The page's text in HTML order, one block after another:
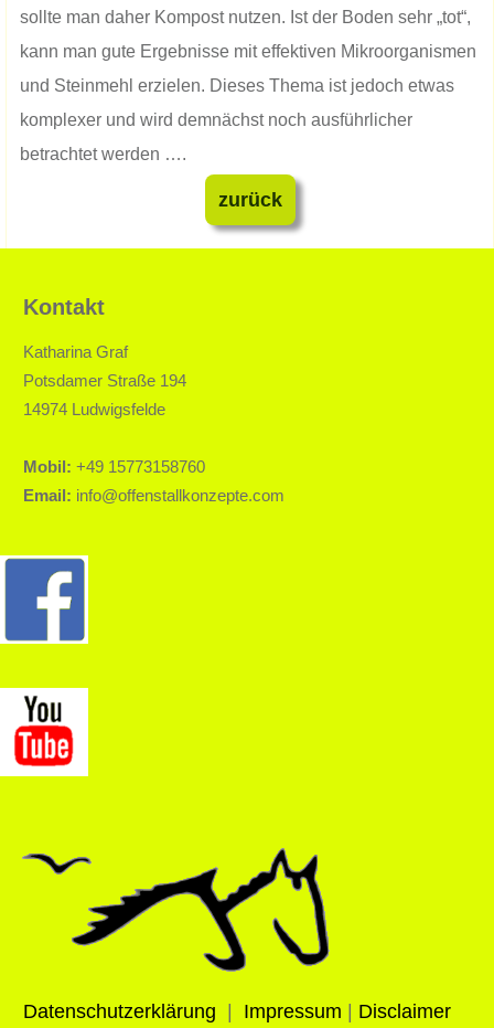
sollte man daher Kompost nutzen. Ist der Boden sehr „tot“,
kann man gute Ergebnisse mit effektiven Mikroorganismen
und Steinmehl erzielen. Dieses Thema ist jedoch etwas
komplexer und wird demnächst noch ausführlicher
betrachtet werden ….
zurück
Kontakt
Katharina Graf
Potsdamer Straße 194
14974 Ludwigsfelde
Mobil: +49 15773158760
Email: info@offenstallkonzepte.com
Datenschutzerklärung | Impressum | Disclaimer